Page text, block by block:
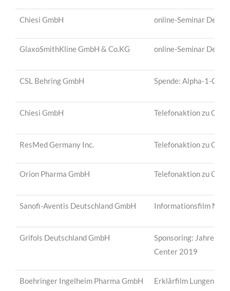
Chiesi GmbH online-Seminar
GlaxoSmithKline GmbH & Co.KG online-Seminar
CSL Behring GmbH Spende: Alpha-1-
Chiesi GmbH Telefonaktion zu
ResMed Germany Inc. Telefonaktion zu
Orion Pharma GmbH Telefonaktion zu
Sanofi-Aventis Deutschland GmbH Informationsfilm
Grifols Deutschland GmbH
Sponsoring:
Center 2019
Boehringer Ingelheim Pharma GmbH
Erklärfilm